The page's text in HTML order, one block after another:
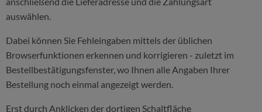
auswählen.
Dabei können Sie Fehleingaben mittels der üblichen
Browserfunktionen erkennen und korrigieren - zuletzt im
Bestellbestätigungsfenster, wo Ihnen alle Angaben Ihrer
Bestellung noch einmal angezeigt werden.
Erst durch Anklicken der dortigen Schaltfläche